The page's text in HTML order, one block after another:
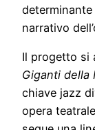
determinante
narrativo
Il progetto si
Giganti della
chiave jazz
opera